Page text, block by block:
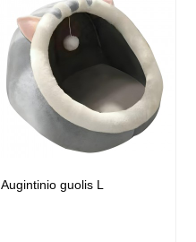
Augintinio guolis L